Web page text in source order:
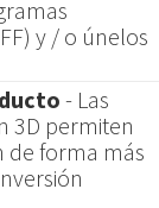
y / o únelos
- Las
3D permiten
de forma más